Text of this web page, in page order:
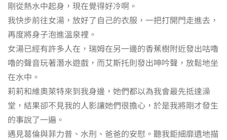
剛從熱水中起身，現在覺得好冷啊。
我快步前往女湯，放好了自己的衣服，一把打開門走進去，
再度將身子泡進溫泉裡。
女湯已經有許多人在，瑞姆在另一邊的香蕉樹附近發出咕嚕
嚕的聲音玩著潛水遊戲，而艾斯托則發出呻吟聲，放鬆地坐
在水中。
莉莉和維奧萊特來到我身邊，她們都以為我會最先抵達澡
堂，結果卻不見我的人影讓她們很擔心，於是我將剛才發生
的事說了一遍。
遇見葛倫與菲力普、水刑、爸爸的安慰。聽我鉅細靡遺地描